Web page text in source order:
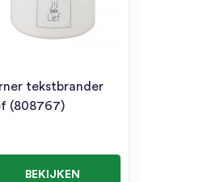
tekstbrander
(808767)
BEKIJKEN